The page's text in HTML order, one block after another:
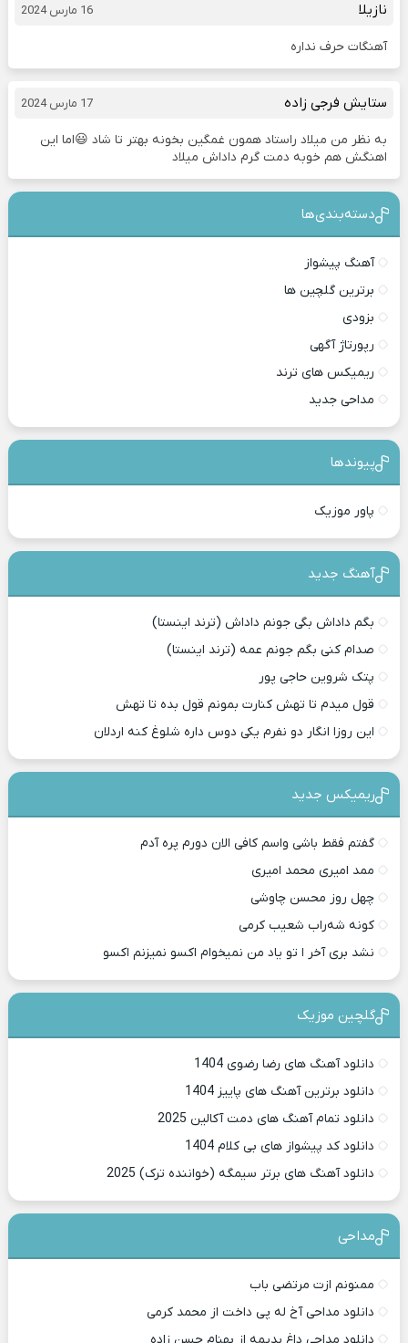
نازیلا 16 مارس 2024
آهنگات حرف نداره
ستایش فرجی زاده 17 مارس 2024
به نظر من میلاد راستاد همون غمگین بخونه بهتر تا شاد 😃اما این
اهنگش هم خوبه دمت گرم داداش میلاد
دسته‌بندی‎‌‌ها
آهنگ پیشواز
برترین گلچین ها
بزودی
رپورتاژ آگهی
ریمیکس های ترند
مداحی جدید
پیوندها
پاور موزیک
آهنگ جدید
بگم داداش بگی جونم داداش (ترند اینستا)
صدام کنی بگم جونم عمه (ترند اینستا)
پتک شروین حاجی پور
قول میدم تا تهش کنارت بمونم قول بده تا تهش
این روزا انگار دو نفرم یکی دوس داره شلوغ کنه اردلان
ریمیکس جدید
گفتم فقط باشی واسم کافی الان دورم پره آدم
ممد امیری محمد امیری
چهل روز محسن چاوشی
کونه شه‌راب شعیب کرمی
نشد بری آخر ا تو یاد من نمیخوام اکسو نمیزنم اکسو
گلچین موزیک
دانلود آهنگ های رضا رضوی 1404
دانلود برترین آهنگ های پاییز 1404
دانلود تمام آهنگ های دمت آکالین 2025
دانلود کد پیشواز های بی کلام 1404
دانلود آهنگ های برتر سیمگه (خواننده ترک) 2025
مداحی
ممنونم ازت مرتضی باب
دانلود مداحی آخ له پی داخت از محمد کرمی